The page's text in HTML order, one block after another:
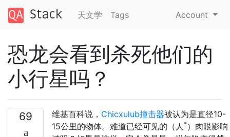
天文学 Tags Account
恐龙会看到杀死他们的
小行星吗？
69 维基百科说， Chicxulub撞击器被认为是直径10-
15公里的物体。难道已经可见的（人 *）肉眼影响